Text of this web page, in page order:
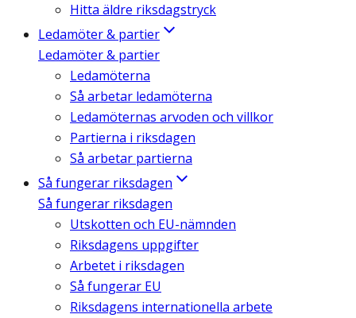
Hitta äldre riksdagstryck
Ledamöter & partier
Ledamöter & partier
Ledamöterna
Så arbetar ledamöterna
Ledamöternas arvoden och villkor
Partierna i riksdagen
Så arbetar partierna
Så fungerar riksdagen
Så fungerar riksdagen
Utskotten och EU-nämnden
Riksdagens uppgifter
Arbetet i riksdagen
Så fungerar EU
Riksdagens internationella arbete